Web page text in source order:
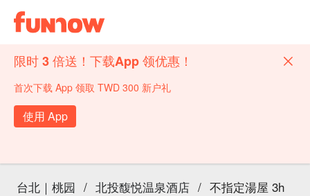
限时 3 倍送！下载App 领优惠！
首次下载 App 领取 TWD 300 新户礼
使用 App
台北｜桃园 / 北投馥悦温泉酒店 / 不指定湯屋 3h